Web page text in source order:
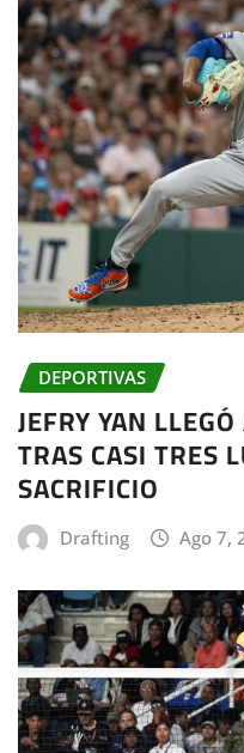
DEPORTIVAS
JEFRY YAN
TRAS CASI TRES
SACRIFICIO
Drafting Ago 7,